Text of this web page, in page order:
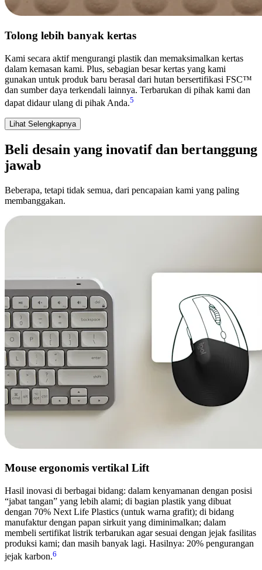
Tolong lebih banyak kertas
Kami secara aktif mengurangi plastik dan memaksimalkan kertas
dalam kemasan kami. Plus, sebagian besar kertas yang kami
gunakan untuk produk baru berasal dari hutan bersertifikasi FSC™
dan sumber daya terkendali lainnya. Terbarukan di pihak kami dan
dapat didaur ulang di pihak Anda.5
Lihat Selengkapnya
Beli desain yang inovatif dan bertanggung
jawab
Beberapa, tetapi tidak semua, dari pencapaian kami yang paling
membanggakan.
Mouse ergonomis vertikal Lift
Hasil inovasi di berbagai bidang: dalam kenyamanan dengan posisi
“jabat tangan” yang lebih alami; di bagian plastik yang dibuat
dengan 70% Next Life Plastics (untuk warna grafit); di bidang
manufaktur dengan papan sirkuit yang diminimalkan; dalam
membeli sertifikat listrik terbarukan agar sesuai dengan jejak fasilitas
produksi kami; dan masih banyak lagi. Hasilnya: 20% pengurangan
jejak karbon.6